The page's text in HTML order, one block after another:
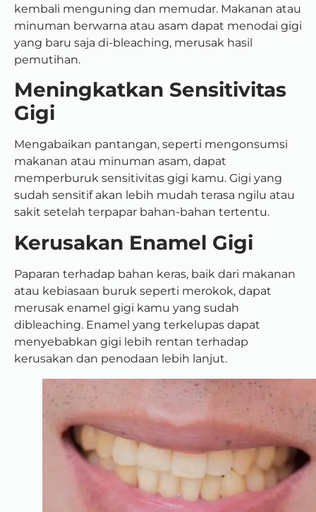
kembali menguning dan memudar. Makanan atau
minuman berwarna atau asam dapat menodai gigi
yang baru saja di-bleaching, merusak hasil
pemutihan.
Meningkatkan Sensitivitas
Gigi
Mengabaikan pantangan, seperti mengonsumsi
makanan atau minuman asam, dapat
memperburuk sensitivitas gigi kamu. Gigi yang
sudah sensitif akan lebih mudah terasa ngilu atau
sakit setelah terpapar bahan-bahan tertentu.
Kerusakan Enamel Gigi
Paparan terhadap bahan keras, baik dari makanan
atau kebiasaan buruk seperti merokok, dapat
merusak enamel gigi kamu yang sudah
dibleaching. Enamel yang terkelupas dapat
menyebabkan gigi lebih rentan terhadap
kerusakan dan penodaan lebih lanjut.